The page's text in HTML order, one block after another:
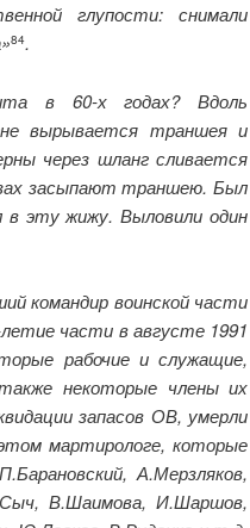
глупости: снимали
84.
в 60-х годах? Вдоль
вырывается траншея и
через шланг сливается
засыпают траншею. Был
в эту жижу. Выловили один
командир воинской части
части в августе 1991
рабочие и служащие,
некоторые члены их
запасов ОВ, умерли
мартирологе, которые
А.Мерзляков,
В.Шаимова, И.Шаршов,